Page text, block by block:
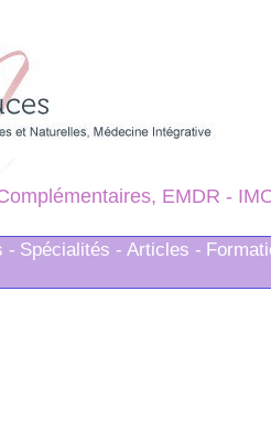
EMDR -
- Spécialités - Articles -